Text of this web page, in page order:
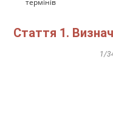
Стаття 1.
1/